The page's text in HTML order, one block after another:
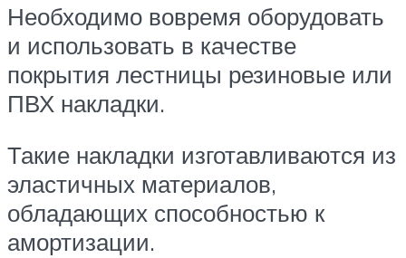
Необходимо вовремя оборудовать
и использовать в качестве
покрытия лестницы резиновые или
ПВХ накладки.
Такие накладки изготавливаются из
эластичных материалов,
обладающих способностью к
амортизации.